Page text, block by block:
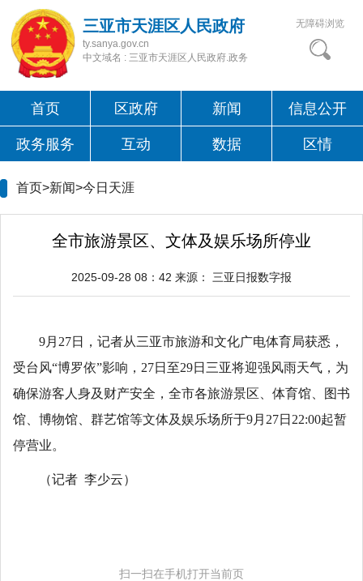
三亚市天涯区人民政府
ty.sanya.gov.cn
中文域名 : 三亚市天涯区人民政府.政务
无障碍浏览
首页 区政府 新闻 信息公开
政务服务 互动 数据 区情
首页>新闻>今日天涯
全市旅游景区、文体及娱乐场所停业
2025-09-28 08：42 来源： 三亚日报数字报
9月27日，记者从三亚市旅游和文化广电体育局获悉，
受台风“博罗依”影响，27日至29日三亚将迎强风雨天气，为
确保游客人身及财产安全，全市各旅游景区、体育馆、图书
馆、博物馆、群艺馆等文体及娱乐场所于9月27日22:00起暂
停营业。
（记者 李少云）
扫一扫在手机打开当前页